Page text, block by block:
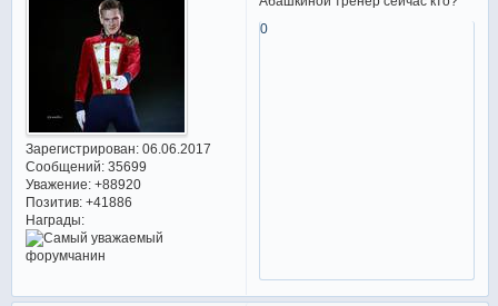
Зарегистрирован: 06.06.2017
Сообщений:35699
Уважение: +88920
Позитив: +41886
Награды:
0